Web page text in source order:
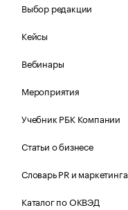
Выбор редакции
Кейсы
Вебинары
Мероприятия
Учебник РБК Компании
Статьи о бизнесе
Словарь PR и маркетинга
Каталог по ОКВЭД